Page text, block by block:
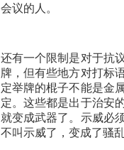
会议的人。
还有一个限制是对于抗
牌，但有些地方对打标
定举牌的棍子不能是金
定。这些都是出于治安
就变成武器了。示威必
不叫示威了，变成了骚乱